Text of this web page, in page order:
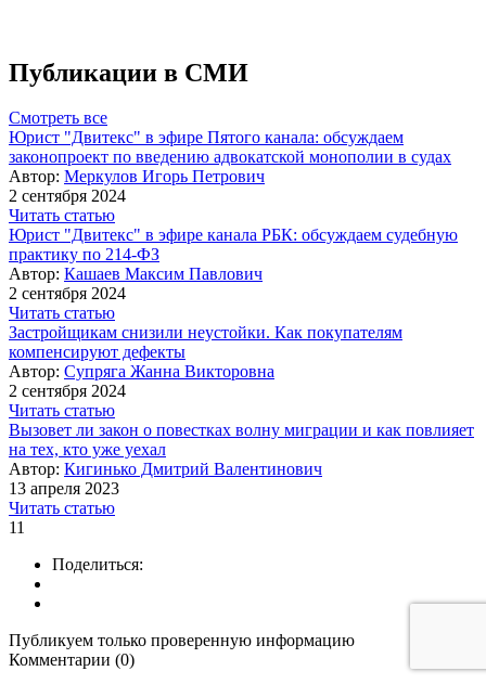
Публикации в СМИ
Смотреть все
Юрист "Двитекс" в эфире Пятого канала: обсуждаем
законопроект по введению адвокатской монополии в судах
Автор: Меркулов Игорь Петрович
2 сентября 2024
Читать статью
Юрист "Двитекс" в эфире канала РБК: обсуждаем судебную
практику по 214-ФЗ
Автор: Кашаев Максим Павлович
2 сентября 2024
Читать статью
Застройщикам снизили неустойки. Как покупателям
компенсируют дефекты
Автор: Супряга Жанна Викторовна
2 сентября 2024
Читать статью
Вызовет ли закон о повестках волну миграции и как повлияет
на тех, кто уже уехал
Автор: Кигинько Дмитрий Валентинович
13 апреля 2023
Читать статью
11
Поделиться:
Публикуем только проверенную информацию
Комментарии (0)